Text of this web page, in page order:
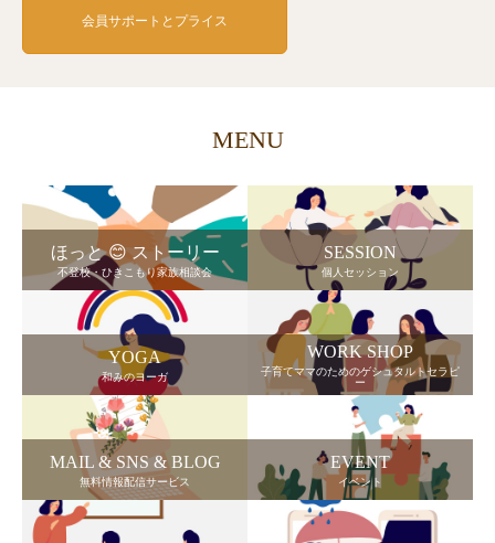
会員サポートとプライス
MENU
ほっと 😊 ストーリー
不登校・ひきこもり家族相談会
SESSION
個人セッション
YOGA
和みのヨーガ
WORK SHOP
子育てママのためのゲシュタルトセラピ
ー
MAIL & SNS & BLOG
無料情報配信サービス
EVENT
イベント